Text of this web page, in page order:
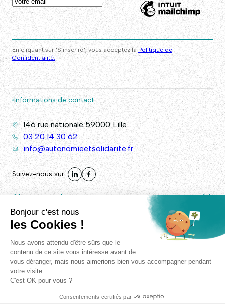
En cliquant sur "S’inscrire", vous acceptez laPolitique de
Confidentialité.
Informations de contact
146 rue nationale 59000 Lille
03 20 14 30 62
info@autonomieetsolidarite.fr
Suivez-nous sur :
Menu principal
Autres liens
© Autonomie & Solidarité 2026. - Tous droits réservés -Plan